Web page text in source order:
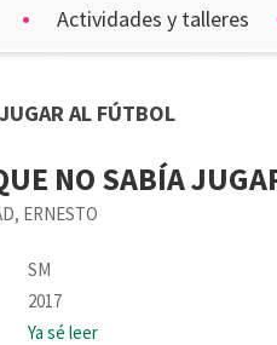
Actividades y talleres
AL FÚTBOL
NO SABÍA
ERNESTO
SM
2017
Ya sé leer